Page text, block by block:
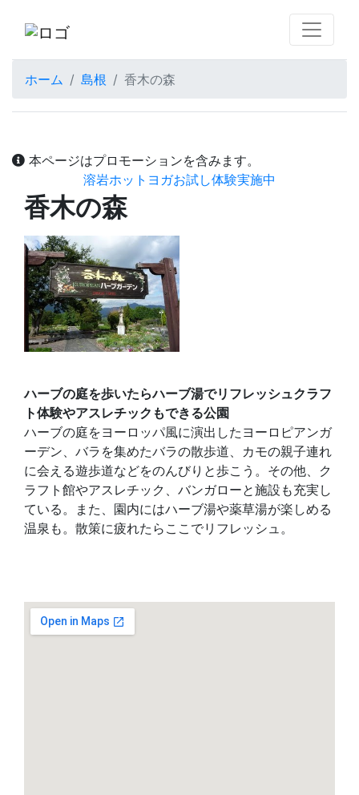
ホーム 島根 香木の森
本ページはプロモーションを含みます。
溶岩ホットヨガお試し体験実施中
香木の森
ハーブの庭を歩いたらハーブ湯でリフレッシュクラフ
ト体験やアスレチックもできる公園
ハーブの庭をヨーロッパ風に演出したヨーロピアンガ
ーデン、バラを集めたバラの散歩道、カモの親子連れ
に会える遊歩道などをのんびりと歩こう。その他、ク
ラフト館やアスレチック、バンガローと施設も充実し
ている。また、園内にはハーブ湯や薬草湯が楽しめる
温泉も。散策に疲れたらここでリフレッシュ。